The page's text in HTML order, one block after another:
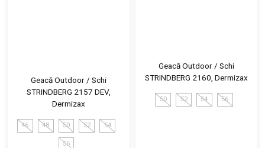
Geacă Outdoor / Schi
STRINDBERG 2157 DEV,
Dermizax
46 48 50 52 54
56
Geacă Outdoor / Schi
STRINDBERG 2160, Dermizax
50 52 54 56